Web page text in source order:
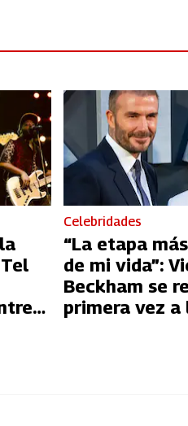
Celebridades
“La etapa
de mi vida”:
Beckham se
primera vez a